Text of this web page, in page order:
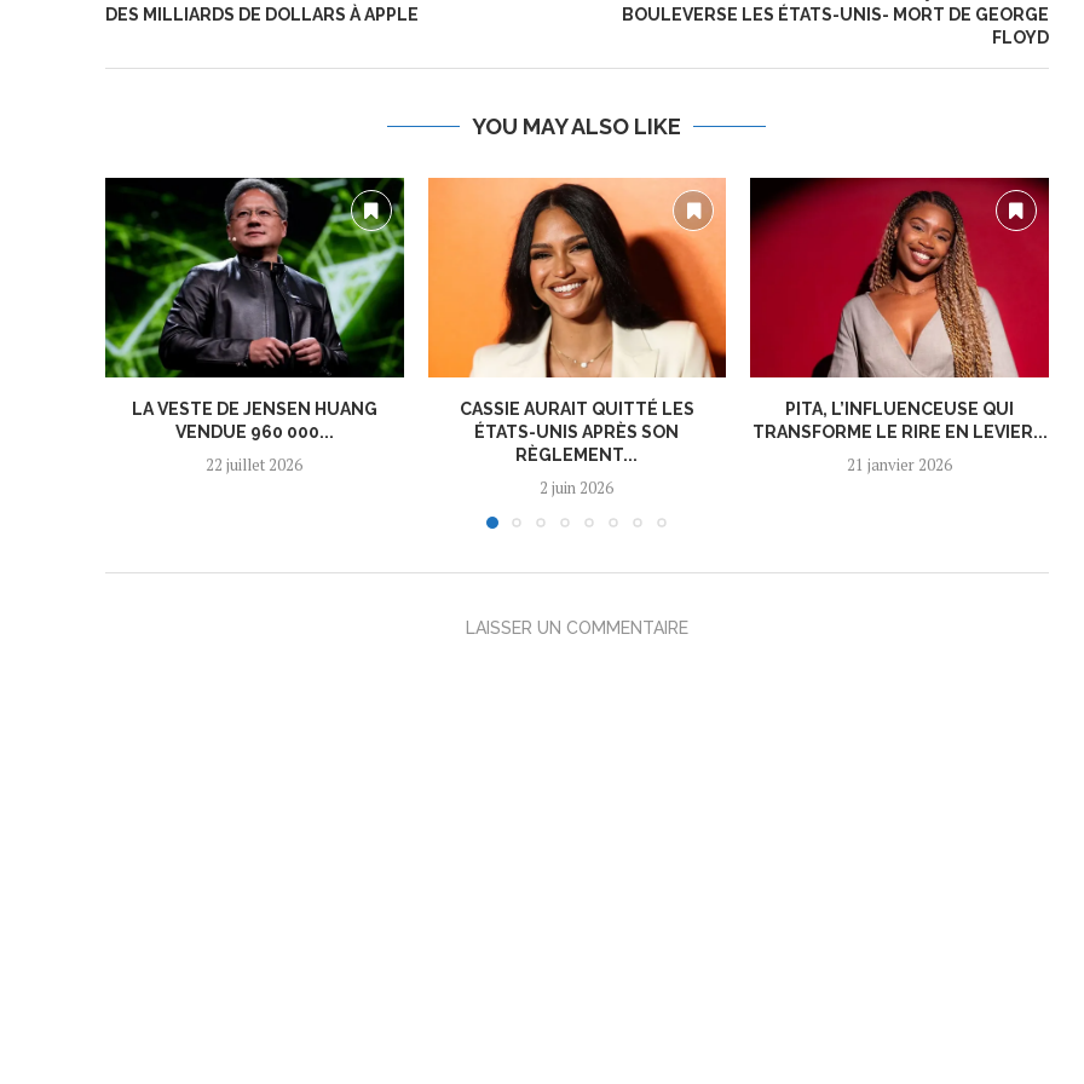
DES MILLIARDS DE DOLLARS À APPLE
BOULEVERSE LES ÉTATS-UNIS- MORT DE GEORGE
FLOYD
YOU MAY ALSO LIKE
LA VESTE DE JENSEN HUANG
VENDUE 960 000...
22 juillet 2026
CASSIE AURAIT QUITTÉ LES
ÉTATS-UNIS APRÈS SON
RÈGLEMENT...
2 juin 2026
PITA, L’INFLUENCEUSE QUI
TRANSFORME LE RIRE EN LEVIER...
21 janvier 2026
LAISSER UN COMMENTAIRE